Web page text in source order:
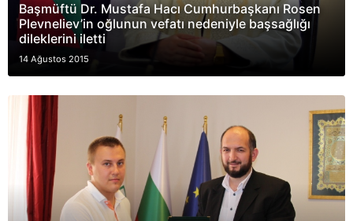
Başmüftü Dr. Mustafa Hacı Cumhurbaşkanı Rosen
Plevneliev’in oğlunun vefatı nedeniyle başsağlığı
dileklerini iletti
14 Ağustos 2015